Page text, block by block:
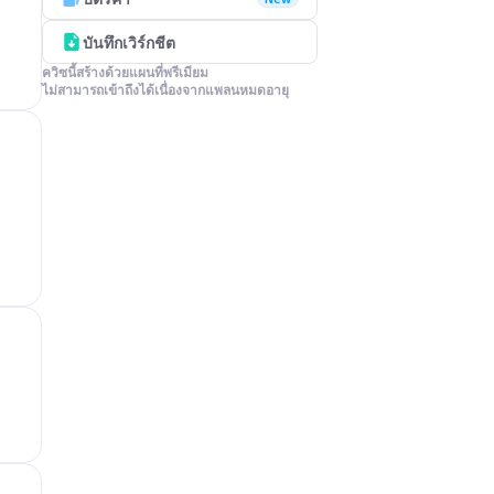
บันทึกเวิร์กชีต
ควิซนี้สร้างด้วยแผนที่พรีเมียม
ไม่สามารถเข้าถึงได้เนื่องจากแพลนหมดอายุ